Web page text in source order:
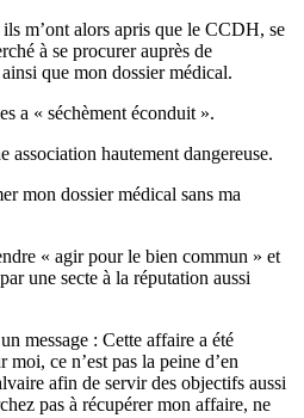
m’ont alors apris que le CCDH, se
à se procurer auprès de
que mon dossier médical.
a « séchèment éconduit ».
association hautement dangereuse.
mon dossier médical sans ma
« agir pour le bien commun » et
une secte à la réputation aussi
message : Cette affaire a été
ce n’est pas la peine d’en
afin de servir des objectifs aussi
pas à récupérer mon affaire, ne